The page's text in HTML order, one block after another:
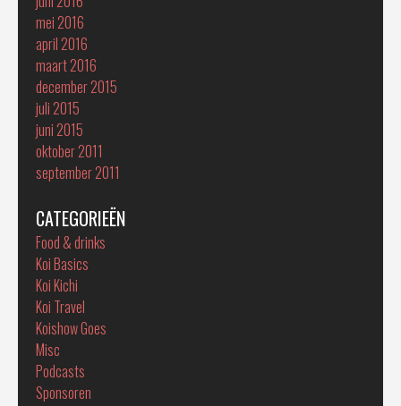
mei 2016
april 2016
maart 2016
december 2015
juli 2015
juni 2015
oktober 2011
september 2011
CATEGORIEËN
Food & drinks
Koi Basics
Koi Kichi
Koi Travel
Koishow Goes
Misc
Podcasts
Sponsoren